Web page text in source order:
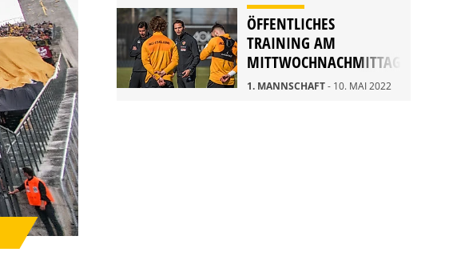
ÖFFENTLICHES
TRAINING AM
MITTWOCHNACHMITTAG
1. MANNSCHAFT- 10. MAI 2022